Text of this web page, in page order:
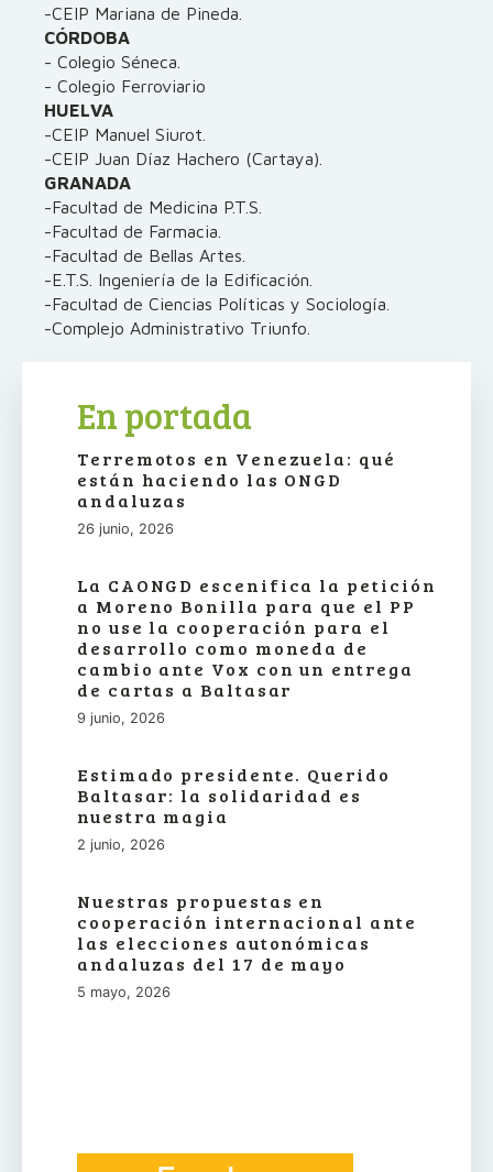
-CEIP Mariana de Pineda.
CÓRDOBA
- Colegio Séneca.
- Colegio Ferroviario
HUELVA
-CEIP Manuel Siurot.
-CEIP Juan Díaz Hachero (Cartaya).
GRANADA
-Facultad de Medicina P.T.S.
-Facultad de Farmacia.
-Facultad de Bellas Artes.
-E.T.S. Ingeniería de la Edificación.
-Facultad de Ciencias Políticas y Sociología.
-Complejo Administrativo Triunfo.
En portada
Terremotos en Venezuela: qué
están haciendo las ONGD
andaluzas
26 junio, 2026
La CAONGD escenifica la petición
a Moreno Bonilla para que el PP
no use la cooperación para el
desarrollo como moneda de
cambio ante Vox con un entrega
de cartas a Baltasar
9 junio, 2026
Estimado presidente. Querido
Baltasar: la solidaridad es
nuestra magia
2 junio, 2026
Nuestras propuestas en
cooperación internacional ante
las elecciones autonómicas
andaluzas del 17 de mayo
5 mayo, 2026